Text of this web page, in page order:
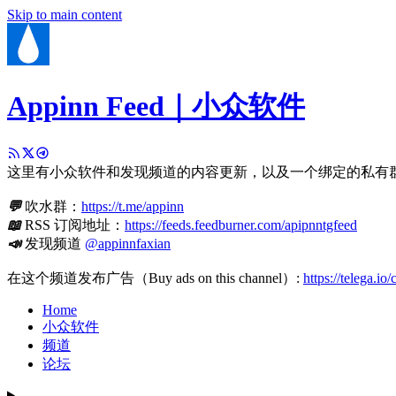
Skip to main content
Appinn Feed｜小众软件
这里有小众软件和发现频道的内容更新，以及一个绑定的私有
💬吹水群： https://t.me/appinn
📖RSS 订阅地址： https://feeds.feedburner.com/apipnntgfeed
📣发现频道 @appinnfaxian
在这个频道发布广告（Buy ads on this channel）: https://telega.io/
Home
小众软件
频道
论坛